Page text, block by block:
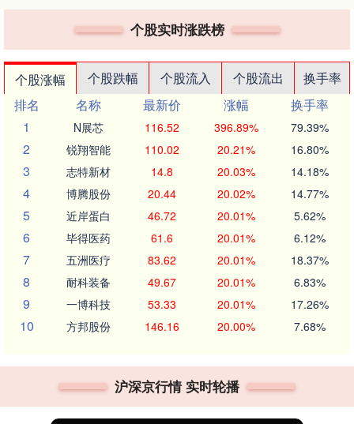
个股实时涨跌榜
个股涨幅 个股跌幅 个股流入 个股流出
换手率
排名
名称 最新价 涨幅
换手率
1
N展芯 116.52 396.89% 79.39%
2 锐翔智能 110.02 20.21% 16.80%
3 志特新材 14.8 20.03% 14.18%
4 博腾股份 20.44 20.02% 14.77%
5 近岸蛋白 46.72 20.01% 5.62%
6 毕得医药 61.6 20.01% 6.12%
7 五洲医疗 83.62 20.01% 18.37%
8 耐科装备 49.67 20.01% 6.83%
9 一博科技 53.33 20.01% 17.26%
10 方邦股份 146.16 20.00% 7.68%
沪深京行情 实时轮播